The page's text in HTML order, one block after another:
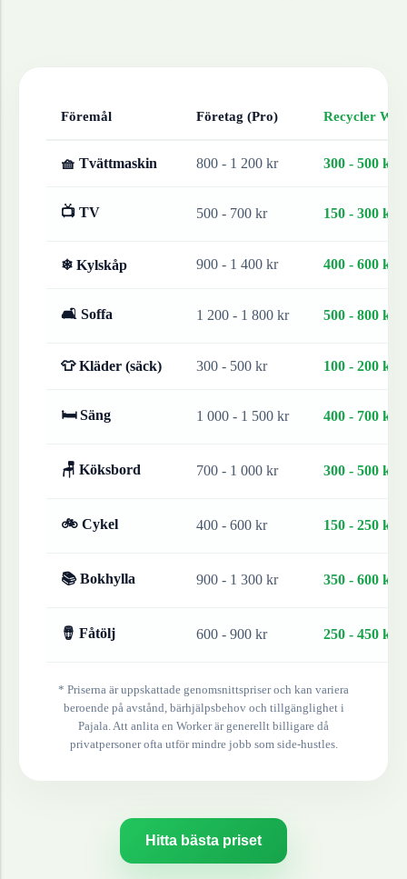
Föremål Företag (Pro) Recycler
🧺 Tvättmaskin 800 - 1 200 kr 300 - 500 kr
📺 TV 500 - 700 kr 150 - 300 kr
❄ Kylskåp 900 - 1 400 kr 400 - 600 kr
🛋 Soffa 1 200 - 1 800 kr 500 - 800 kr
👕 Kläder (säck) 300 - 500 kr 100 - 200 kr
🛏 Säng 1 000 - 1 500 kr 400 - 700 kr
🪑 Köksbord 700 - 1 000 kr 300 - 500 kr
🚲 Cykel 400 - 600 kr 150 - 250 kr
📚 Bokhylla 900 - 1 300 kr 350 - 600 kr
🪘 Fåtölj 600 - 900 kr 250 - 450 kr
* Priserna är uppskattade genomsnittspriser och kan variera
beroende på avstånd, bärhjälpsbehov och tillgänglighet i
Pajala. Att anlita en Worker är generellt billigare då
privatpersoner ofta utför mindre jobb som side-hustles.
Hitta bästa priset